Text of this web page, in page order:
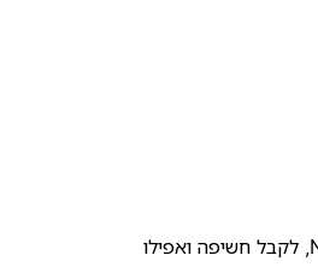
להעלות את התבנית שלכם לגלריית התבניות של Notion, לקבל חשיפה ואפילו